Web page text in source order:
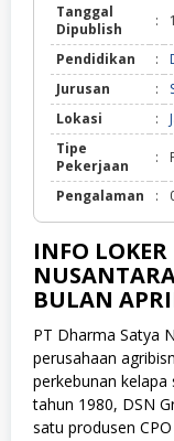
Tanggal
Dipublish
:
Pendidikan :
Jurusan
:
Lokasi
:
Tipe
Pekerjaan
:
Pengalaman :
INFO
BULAN
PT Dharma Satya
perusahaan
perkebunan kelapa
tahun 1980, DSN
satu produsen